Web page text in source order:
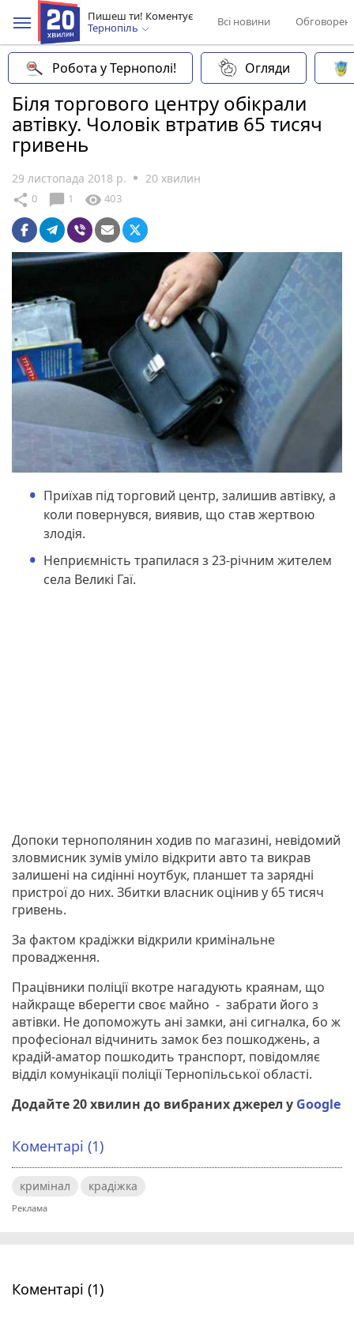
Пишеш ти! Коментує
Тернопіль
Всі новини
Робота у Тернополі! Огляди
Біля торгового центру обікрали
автівку. Чоловік втратив 65 тисяч
гривень
29 листопада 2018 р. 20 хвилин
share 0 chat_bubble 1 visibility 403
Приїхав під торговий центр, залишив автівку, а
коли повернувся, виявив, що став жертвою
злодія.
Неприємність трапилася з 23-річним жителем
села Великі Гаї.
Допоки тернополянин ходив по магазині, невідомий
зловмисник зумів уміло відкрити авто та викрав
залишені на сидінні ноутбук, планшет та зарядні
пристрої до них. Збитки власник оцінив у 65 тисяч
гривень.
За фактом крадіжки відкрили кримінальне
провадження.
Працівники поліції вкотре нагадують краянам, що
найкраще вберегти своє майно - забрати його з
автівки. Не допоможуть ані замки, ані сигналка, бо ж
професіонал відчинить замок без пошкоджень, а
крадій-аматор пошкодить транспорт, повідомляє
відділ комунікації поліції Тернопільської області.
Додайте 20 хвилин до вибраних джерел у Google
Коментарі (1)
кримінал крадіжка
Коментарі (1)